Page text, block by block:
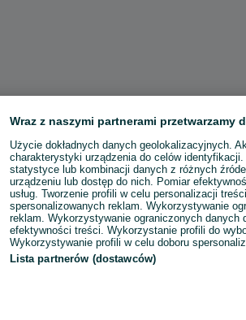
Wraz z naszymi partnerami przetwarzamy
Użycie dokładnych danych geolokalizacyjnych.
charakterystyki urządzenia do celów
statystyce lub kombinacji danych z różnych
urządzeniu lub dostęp do nich. Pomiar
usług. Tworzenie profili w celu personalizacji
spersonalizowanych reklam. Wykorzystywanie
reklam. Wykorzystywanie ograniczonych danych
efektywności treści. Wykorzystanie profili do
Wykorzystywanie profili w celu doboru
Lista partnerów (dostawców)